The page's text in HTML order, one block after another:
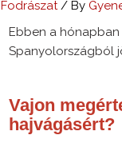
Fodrászat/ By
Ebben a hónapban
Spanyolországból
Vajon
hajvágásért?